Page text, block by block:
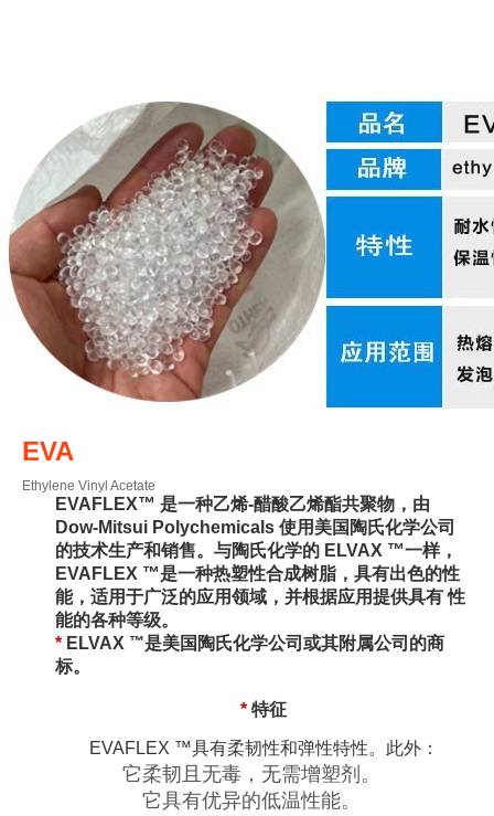
EVA
Ethylene Vinyl Acetate
EVAFLEX™ 是一种乙烯-醋酸乙烯酯共聚物，由
Dow-Mitsui Polychemicals 使用美国陶氏化学公司
的技术生产和销售。 与陶氏化学的 ELVAX ™一样，
EVAFLEX ™是一种热塑性合成树脂，具有出色的性
能，适用于广泛的应用领域，并根据应用提供具有 性
能的各种等级。
* ELVAX ™是美国陶氏化学公司或其附属公司的商
标。
* 特征
EVAFLEX ™具有柔韧性和弹性特性。此外：
它柔韧且无毒，无需增塑剂。
它具有优异的低温性能。